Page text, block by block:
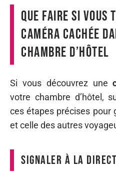
Que faire si vous
caméra cachée
chambre d’hôtel
Si vous découvrez une
votre chambre d’hôtel,
ces étapes précises pour
et celle des autres
Signaler à la